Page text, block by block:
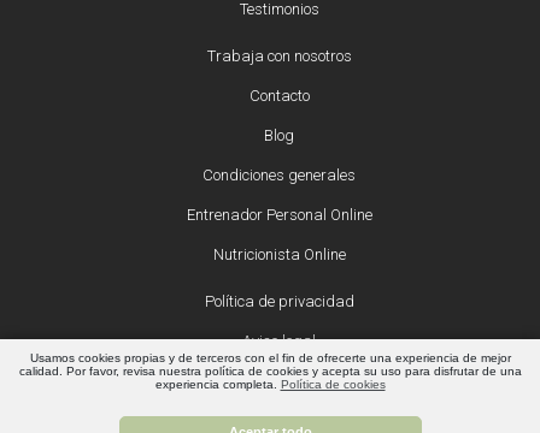
Usamos cookies propias y de terceros con el fin de ofrecerte una experiencia de mejor
calidad. Por favor, revisa nuestra política de cookies y acepta su uso para disfrutar de una
experiencia completa. Política de cookies
Testimonios
Trabaja con nosotros
Contacto
Blog
Condiciones generales
Entrenador Personal Online
Nutricionista Online
Política de privacidad
Aviso legal
Política de cookies